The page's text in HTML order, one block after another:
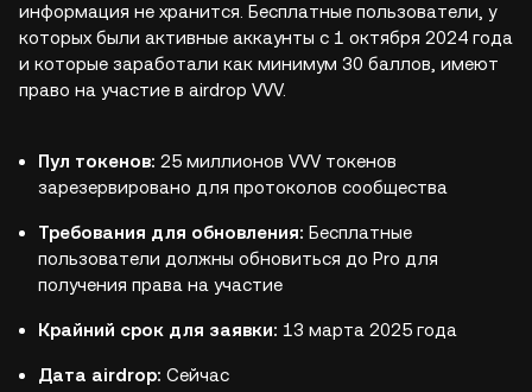
информация не хранится. Бесплатные пользователи, у
которых были активные аккаунты с 1 октября 2024 года
и которые заработали как минимум 30 баллов, имеют
право на участие в airdrop VVV.
Пул токенов: 25 миллионов VVV токенов
зарезервировано для протоколов сообщества
Требования для обновления: Бесплатные
пользователи должны обновиться до Pro для
получения права на участие
Крайний срок для заявки: 13 марта 2025 года
Дата airdrop: Сейчас